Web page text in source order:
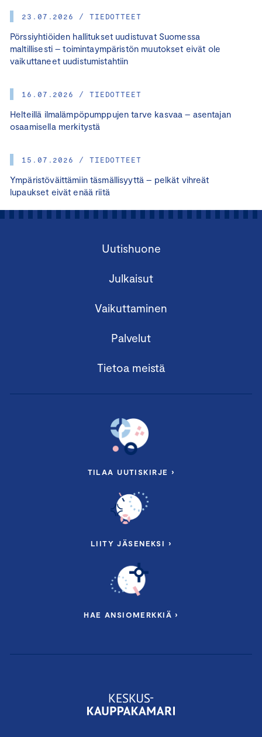
23.07.2026 / TIEDOTTEET
Pörssiyhtiöiden hallitukset uudistuvat Suomessa
maltillisesti – toimintaympäristön muutokset eivät ole
vaikuttaneet uudistumistahtiin
16.07.2026 / TIEDOTTEET
Helteillä ilmalämpöpumppujen tarve kasvaa – asentajan
osaamisella merkitystä
15.07.2026 / TIEDOTTEET
Ympäristöväittämiin täsmällisyyttä – pelkät vihreät
lupaukset eivät enää riitä
Uutishuone
Julkaisut
Vaikuttaminen
Palvelut
Tietoa meistä
TILAA UUTISKIRJE ›
LIITY JÄSENEKSI ›
HAE ANSIOMERKKIÄ ›